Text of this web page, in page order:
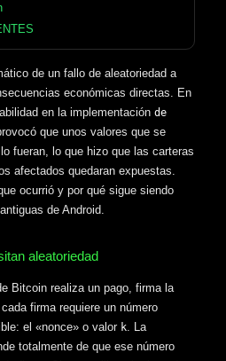
de un fallo de aleatoriedad a
económicas directas. En
en la implementación de
que unos valores que se
fueran, lo que hizo que las carteras
afectados quedaran expuestas.
ocurrió y por qué sigue siendo
de Android.
aleatoriedad
Bitcoin realiza un pago, firma la
firma requiere un número
el «nonce» o valor k. La
totalmente de que ese número